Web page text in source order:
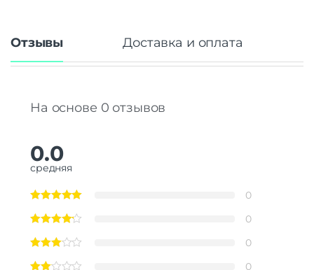
Отзывы Доставка и оплата
На основе 0 отзывов
0.0
средняя
0
0
0
0